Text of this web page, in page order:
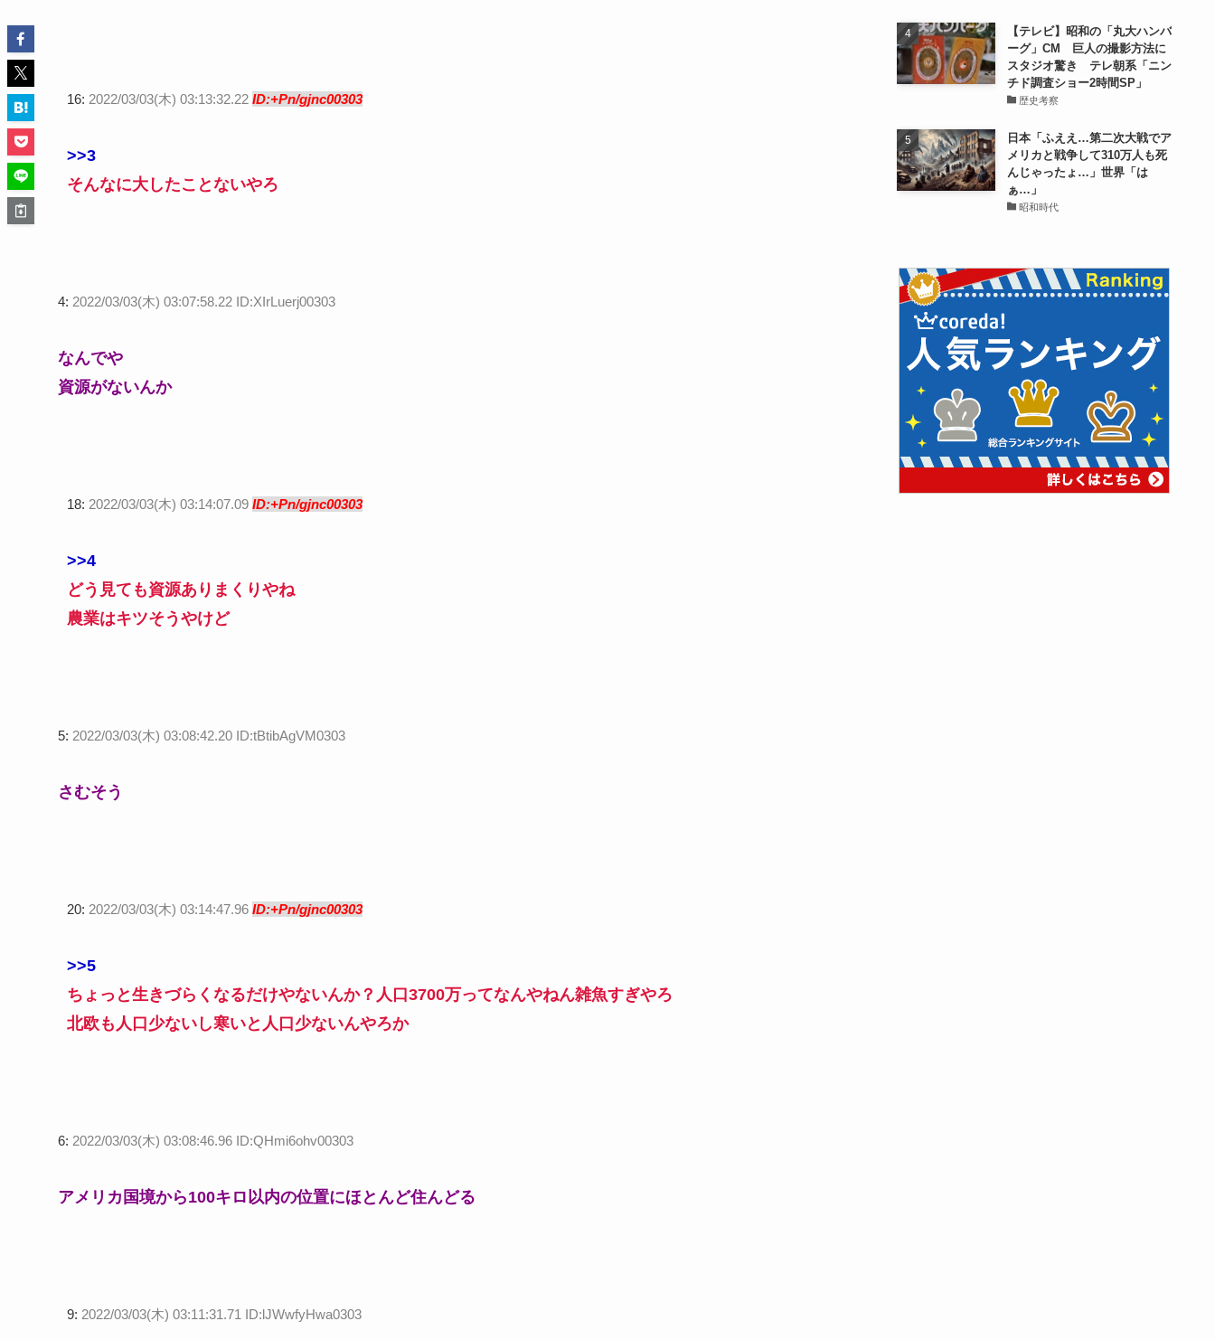
16: 2022/03/03(木) 03:13:32.22 ID:+Pn/gjnc00303
>>3
そんなに大したことないやろ
4: 2022/03/03(木) 03:07:58.22 ID:XIrLuerj00303
なんでや
資源がないんか
18: 2022/03/03(木) 03:14:07.09 ID:+Pn/gjnc00303
>>4
どう見ても資源ありまくりやね
農業はキツそうやけど
5: 2022/03/03(木) 03:08:42.20 ID:tBtibAgVM0303
さむそう
20: 2022/03/03(木) 03:14:47.96 ID:+Pn/gjnc00303
>>5
ちょっと生きづらくなるだけやないんか？人口3700万ってなんやねん雑魚すぎやろ
北欧も人口少ないし寒いと人口少ないんやろか
6: 2022/03/03(木) 03:08:46.96 ID:QHmi6ohv00303
アメリカ国境から100キロ以内の位置にほとんど住んどる
9: 2022/03/03(木) 03:11:31.71 ID:lJWwfyHwa0303
【テレビ】昭和の「丸大ハンバ
ーグ」CM 巨人の撮影方法に
スタジオ驚き テレ朝系「ニン
チド調査ショー2時間SP」
歴史考察
日本「ふええ…第二次大戦でア
メリカと戦争して310万人も死
んじゃったょ…」世界「は
ぁ…」
昭和時代